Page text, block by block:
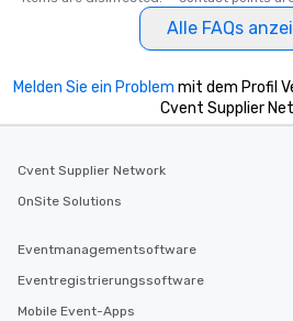
Alle FAQs
Melden Sie ein Problem mit dem Profil
Cvent Supplier
Cvent Supplier Network
OnSite Solutions
Eventmanagementsoftware
Eventregistrierungssoftware
Mobile Event-Apps